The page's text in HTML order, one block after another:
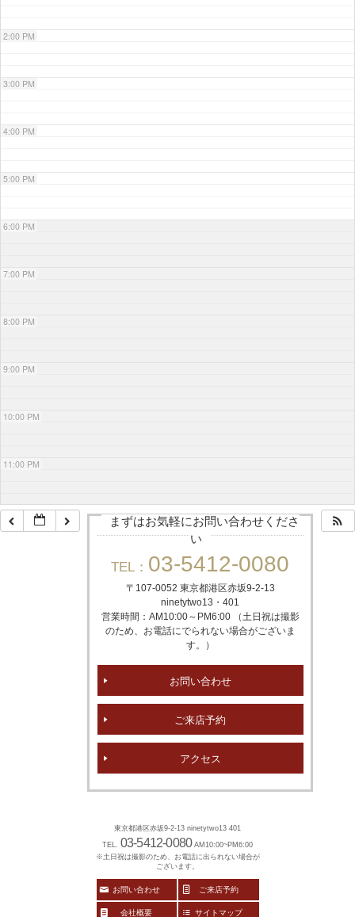
2:00 PM
3:00 PM
4:00 PM
5:00 PM
6:00 PM
7:00 PM
8:00 PM
9:00 PM
10:00 PM
11:00 PM
まずはお気軽にお問い合わせくださ
い
TEL： 03-5412-0080
〒107-0052 東京都港区赤坂9-2-13
ninetytwo13・401
営業時間：AM10:00～PM6:00 （土日祝は撮影
のため、お電話にでられない場合がございま
す。）
お問い合わせ
ご来店予約
アクセス
東京都港区赤坂9-2-13 ninetytwo13 401
TEL. 03-5412-0080 AM10:00~PM6:00
※土日祝は撮影のため、お電話に出られない場合が
ございます。
お問い合わせ ご来店予約
会社概要 サイトマップ